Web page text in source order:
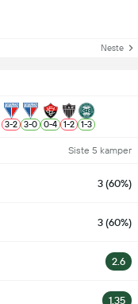
Neste
3-2 3-0 0-4 1-2 1-3
Siste 5 kamper
3 (60%)
3 (60%)
2.6
1.35